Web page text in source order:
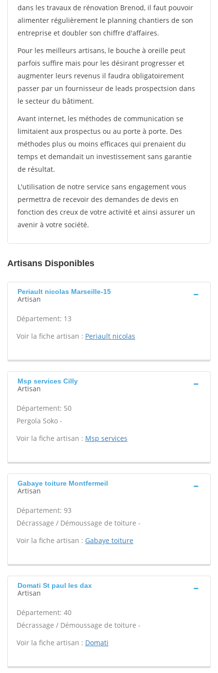
dans les travaux de rénovation Brenod, il faut pouvoir
alimenter régulièrement le planning chantiers de son
entreprise et doubler son chiffre d'affaires.
Pour les meilleurs artisans, le bouche à oreille peut
parfois suffire mais pour les désirant progresser et
augmenter leurs revenus il faudra obligatoirement
passer par un fournisseur de leads prospectsion dans
le secteur du bâtiment.
Avant internet, les méthodes de communication se
limitaient aux prospectus ou au porte à porte. Des
méthodes plus ou moins efficaces qui prenaient du
temps et demandait un investissement sans garantie
de résultat.
L'utilisation de notre service sans engagement vous
permettra de recevoir des demandes de devis en
fonction des creux de votre activité et ainsi assurer un
avenir à votre société.
Artisans Disponibles
Periault nicolas Marseille-15
Artisan
Département: 13
Voir la fiche artisan : Periault nicolas
Msp services Cilly
Artisan
Département: 50
Pergola Soko -
Voir la fiche artisan : Msp services
Gabaye toiture Montfermeil
Artisan
Département: 93
Décrassage / Démoussage de toiture -
Voir la fiche artisan : Gabaye toiture
Domati St paul les dax
Artisan
Département: 40
Décrassage / Démoussage de toiture -
Voir la fiche artisan : Domati